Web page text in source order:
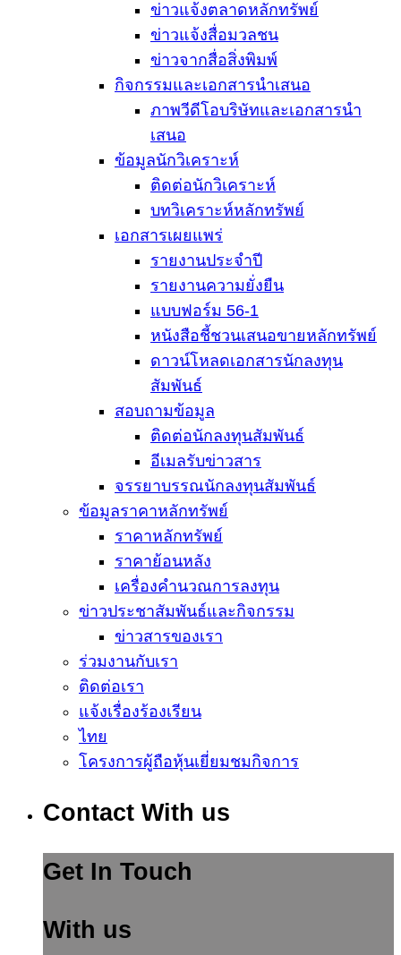
ข่าวแจ้งตลาดหลักทรัพย์
ข่าวแจ้งสื่อมวลชน
ข่าวจากสื่อสิ่งพิมพ์
กิจกรรมและเอกสารนำเสนอ
ภาพวีดีโอบริษัทและเอกสารนำ
เสนอ
ข้อมูลนักวิเคราะห์
ติดต่อนักวิเคราะห์
บทวิเคราะห์หลักทรัพย์
เอกสารเผยแพร่
รายงานประจำปี
รายงานความยั่งยืน
แบบฟอร์ม 56-1
หนังสือชี้ชวนเสนอขายหลักทรัพย์
ดาวน์โหลดเอกสารนักลงทุน
สัมพันธ์
สอบถามข้อมูล
ติดต่อนักลงทุนสัมพันธ์
อีเมลรับข่าวสาร
จรรยาบรรณนักลงทุนสัมพันธ์
ข้อมูลราคาหลักทรัพย์
ราคาหลักทรัพย์
ราคาย้อนหลัง
เครื่องคำนวณการลงทุน
ข่าวประชาสัมพันธ์และกิจกรรม
ข่าวสารของเรา
ร่วมงานกับเรา
ติดต่อเรา
แจ้งเรื่องร้องเรียน
ไทย
โครงการผู้ถือหุ้นเยี่ยมชมกิจการ
Contact With us
Get In Touch
With us